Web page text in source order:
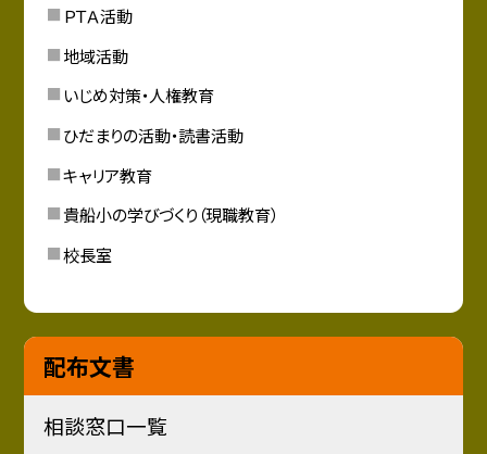
ＰＴＡ活動
地域活動
いじめ対策・人権教育
ひだまりの活動・読書活動
キャリア教育
貴船小の学びづくり（現職教育）
校長室
配布文書
相談窓口一覧